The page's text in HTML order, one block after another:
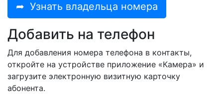
➦ Узнать владельца номера
Добавить на телефон
Для добавления номера телефона в контакты,
откройте на устройстве приложение «Камера» и
загрузите электронную визитную карточку
абонента.